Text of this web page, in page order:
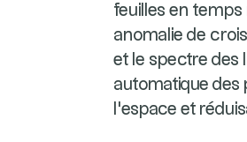
feuilles en
anomalie de
et le spectre des
automatique des
l'espace et